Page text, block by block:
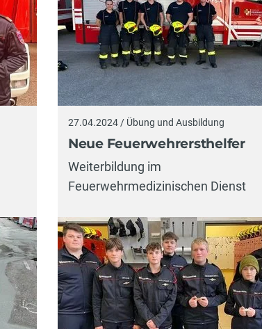
27.04.2024 / Übung und Ausbildung
Neue Feuerwehrersthelfer
Weiterbildung im
Feuerwehrmedizinischen Dienst